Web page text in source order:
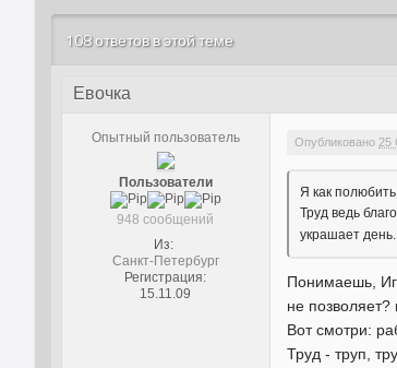
108 ответов в этой теме
Евочка
Опытный пользователь
Пользователи
948 сообщений
Из:
Санкт-Петербург
Регистрация:
15.11.09
Опубликовано 25
Я как
Труд ведь
украшает день.
Понимаешь,
не
Вот смотри:
Труд - труп,